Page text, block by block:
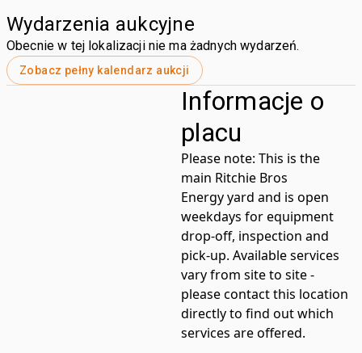
Wydarzenia aukcyjne
Obecnie w tej lokalizacji nie ma żadnych wydarzeń.
Zobacz pełny kalendarz aukcji
Informacje o
placu
Please note: This is the
main Ritchie Bros
Energyyard and is open
weekdays for equipment
drop-off, inspection and
pick-up. Available services
vary from site to site -
please contact this location
directly to find out which
services are offered.